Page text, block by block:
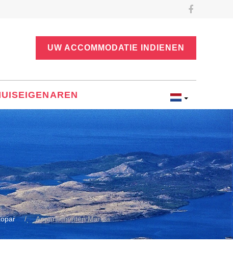
UW ACCOMMODATIE INDIENEN
Appartementen Marina